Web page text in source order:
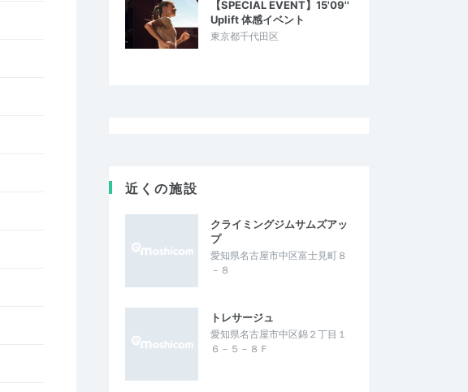
【SPECIAL EVENT】15'09''
Uplift 体感イベント
東京都千代田区
近くの施設
クライミングジムサムズアッ
プ
愛知県名古屋市中区富士見町８
－８
トレサージュ
愛知県名古屋市中区錦２丁目１
６－５－８Ｆ